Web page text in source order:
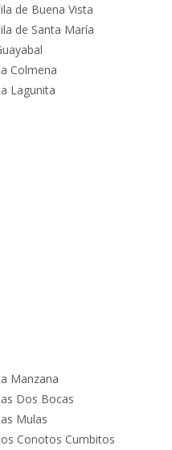
de Buena Vista
de Santa María
Colmena
Lagunita
Manzana
Dos Bocas
Mulas
Conotos Cumbitos